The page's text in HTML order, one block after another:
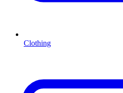
Clothing